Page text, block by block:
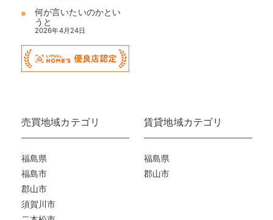
何が言いたいのかとい
うと
2026年4月24日
売買地域カテゴリ
福島県
福島市
郡山市
須賀川市
賃貸地域カテゴリ
福島県
郡山市